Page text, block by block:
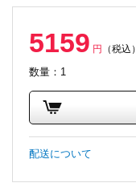
5159 円 （税込）
数量：1
配送について